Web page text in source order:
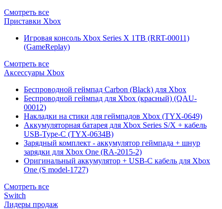
Смотреть все
Приставки Xbox
Игровая консоль Xbox Series X 1TB (RRT-00011)
(GameReplay)
Смотреть все
Аксессуары Xbox
Беспроводной геймпад Carbon (Black) для Xbox
Беспроводной геймпад для Xbox (красный) (QAU-
00012)
Накладки на стики для геймпадов Xbox (TYX-0649)
Аккумуляторная батарея для Xbox Series S/X + кабель
USB-Type-C (TYX-0634B)
Зарядный комплект - аккумулятор геймпада + шнур
зарядки для Xbox One (RA-2015-2)
Оригинальный аккумулятор + USB-C кабель для Xbox
One (S model-1727)
Смотреть все
Switch
Лидеры продаж